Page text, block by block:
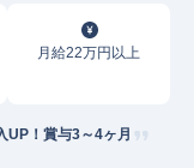
月給22万円以上
！賞与3～4ヶ月